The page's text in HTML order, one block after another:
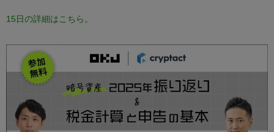
15日の詳細はこちら。